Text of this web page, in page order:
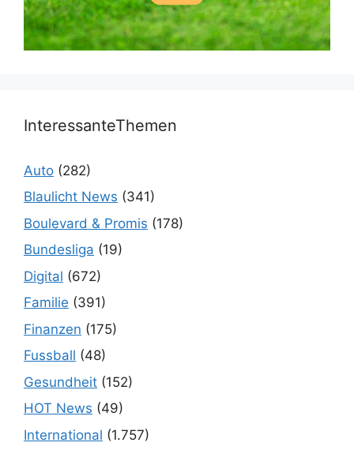
InteressanteThemen
Auto (282)
Blaulicht News (341)
Boulevard & Promis (178)
Bundesliga (19)
Digital (672)
Familie (391)
Finanzen (175)
Fussball (48)
Gesundheit (152)
HOT News (49)
International (1.757)